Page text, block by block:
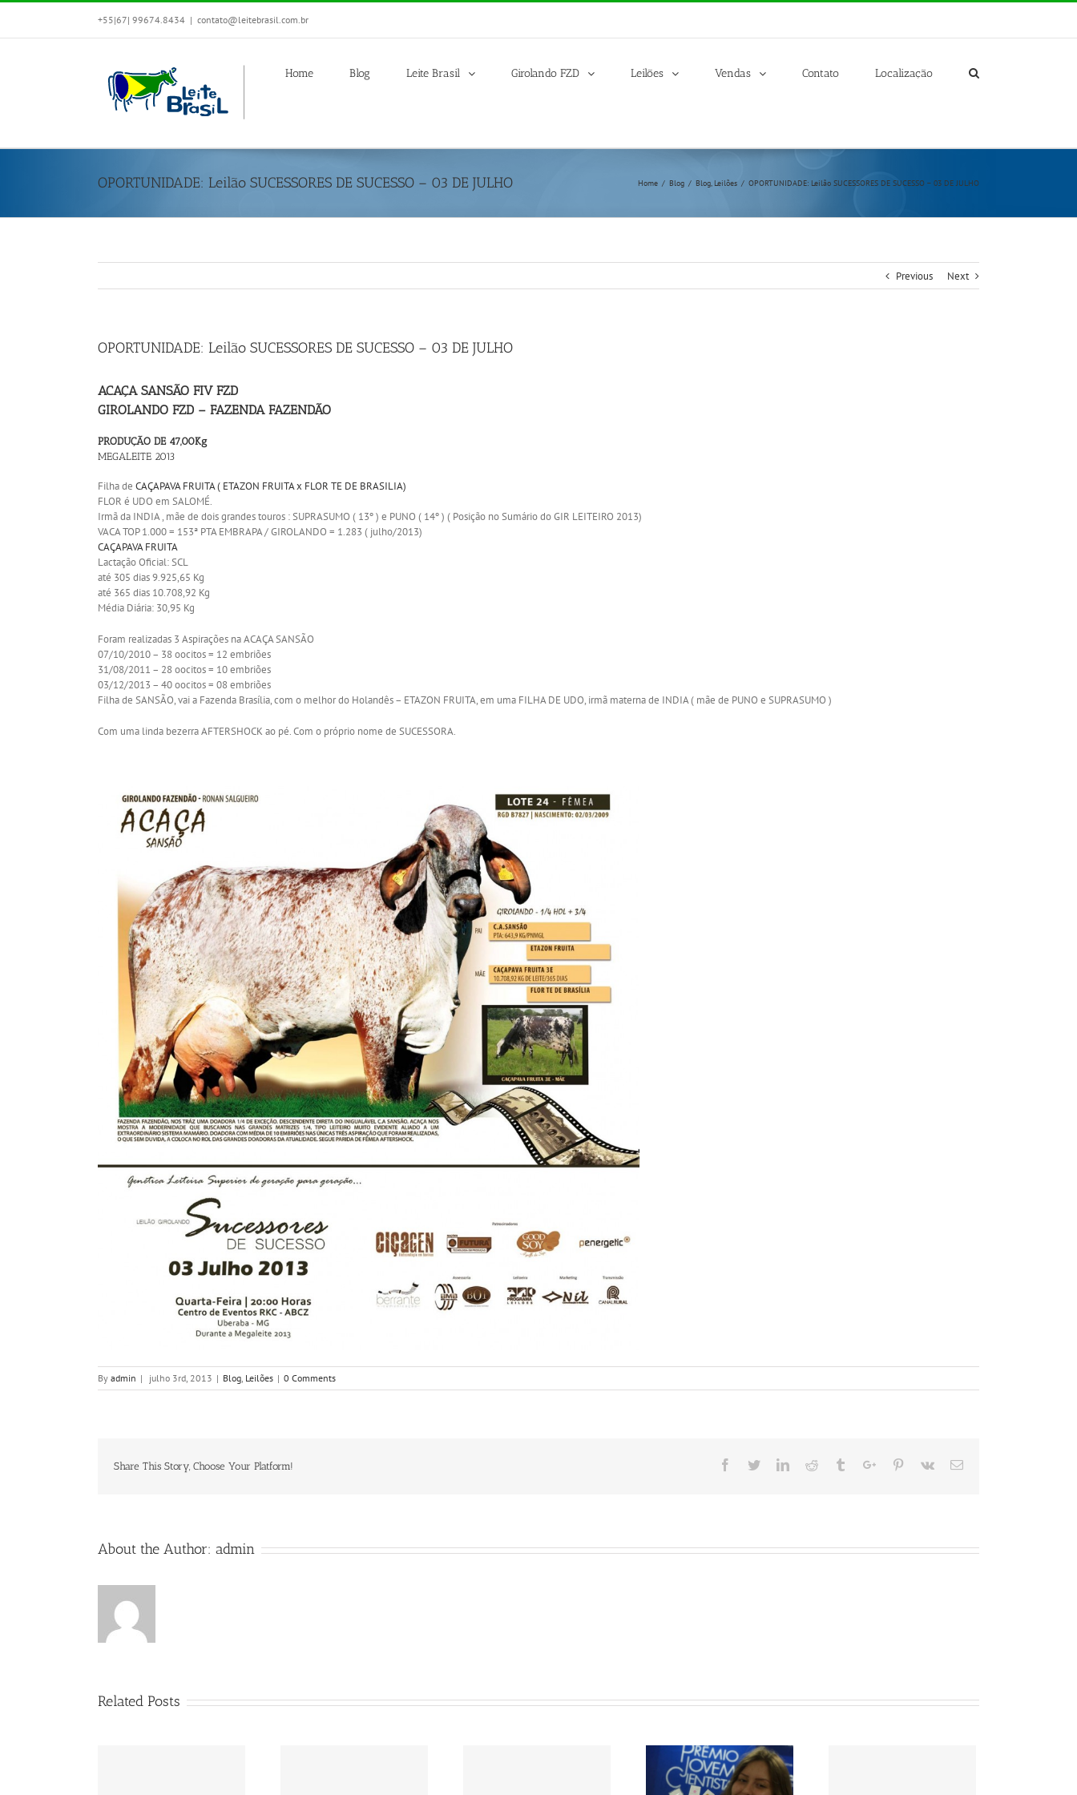
+55|67| 99674.8434 | contato@leitebrasil.com.br
Home Blog Leite Brasil Girolando FZD Leilões Vendas Contato Localização
OPORTUNIDADE: Leilão SUCESSORES DE SUCESSO – 03 DE JULHO Home / Blog / Blog, Leilões / OPORTUNIDADE: Leilão SUCESSORES DE SUCESSO – 03 DE JULHO
Previous Next
OPORTUNIDADE: Leilão SUCESSORES DE SUCESSO – 03 DE JULHO
ACAÇA SANSÃO FIV FZD
GIROLANDO FZD – FAZENDA FAZENDÃO
PRODUÇÃO DE 47,00Kg
MEGALEITE 2013
Filha de CAÇAPAVA FRUITA ( ETAZON FRUITA x FLOR TE DE BRASILIA)
FLOR é UDO em SALOMÉ.
Irmã da INDIA , mãe de dois grandes touros : SUPRASUMO ( 13º ) e PUNO ( 14º ) ( Posição no Sumário do GIR LEITEIRO 2013)
VACA TOP 1.000 = 153ª PTA EMBRAPA / GIROLANDO = 1.283 ( julho/2013)
CAÇAPAVA FRUITA
Lactação Oficial: SCL
até 305 dias 9.925,65 Kg
até 365 dias 10.708,92 Kg
Média Diária: 30,95 Kg
Foram realizadas 3 Aspirações na ACAÇA SANSÃO
07/10/2010 – 38 oocitos = 12 embriões
31/08/2011 – 28 oocitos = 10 embriões
03/12/2013 – 40 oocitos = 08 embriões
Filha de SANSÃO, vai a Fazenda Brasília, com o melhor do Holandês – ETAZON FRUITA, em uma FILHA DE UDO, irmã materna de INDIA ( mãe de PUNO e SUPRASUMO )
Com uma linda bezerra AFTERSHOCK ao pé. Com o próprio nome de SUCESSORA.
By admin | julho 3rd, 2013 | Blog, Leilões | 0 Comments
Share This Story, Choose Your Platform! Facebook
TwitterLinkedinReddit TumblrGoogle+Pinterest
Vk Email
About the Author: admin
Related Posts